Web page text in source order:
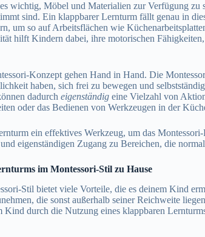
wichtig, Möbel und Materialien zur Verfügung zu
sind. Ein klappbarer Lernturm fällt genau in
um so auf Arbeitsflächen wie
hilft Kindern dabei, ihre motorischen
Konzept gehen Hand in Hand. Die
haben, sich frei zu bewegen und
dadurcheigenständig eine Vielzahl von
oder das Bedienen von Werkzeugen in der
ein effektives Werkzeug, um das
eigenständigen Zugang zu Bereichen, die
im Montessori-Stil zu Hause
Stil bietet viele Vorteile, die es deinem Kind
die sonst außerhalb seiner Reichweite
durch die Nutzung eines klappbaren